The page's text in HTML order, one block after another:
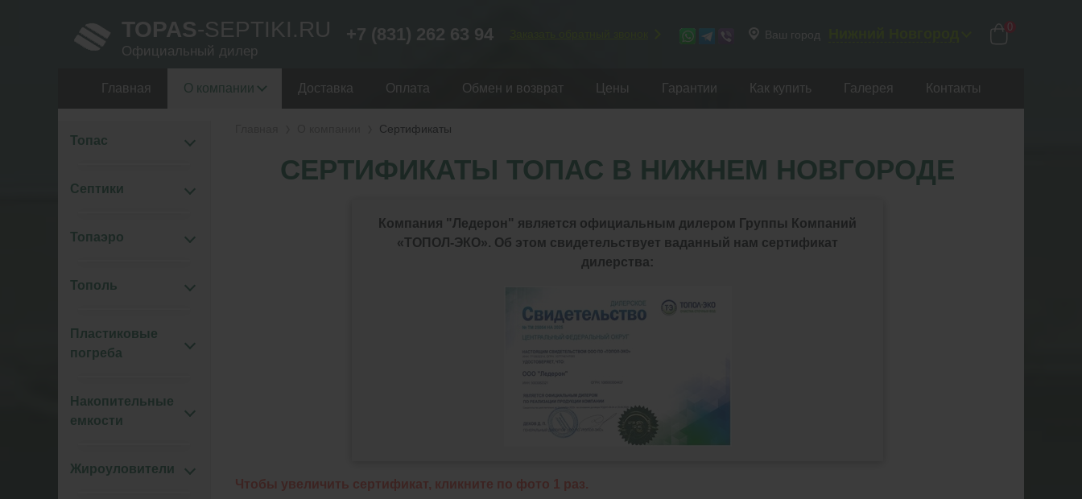
TOPAS-SEPTIKI.RU
Официальный дилер
+7 (831) 262 63 94 Ваш город
0
Главная О компании Доставка Оплата Обмен и возврат Цены Гарантии Как купить Галерея Контакты
Топас
Септики
Топаэро
Тополь
Пластиковые
погреба
Накопительные
емкости
Жироуловители
Сертификаты
СЕРТИФИКАТЫ ТОПАС В НИЖНЕМ НОВГОРОДЕ
Компания "Ледерон" является официальным дилером Группы Компаний
«ТОПОЛ-ЭКО». Об этом свидетельствует ваданный нам сертификат
дилерства:
Чтобы увеличить сертификат, кликните по фото 1 раз.